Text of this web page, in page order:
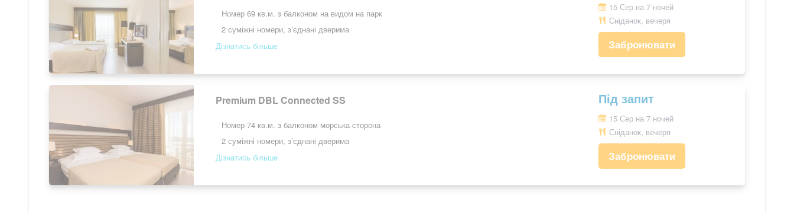
Номер 69 кв.м. з балконом на видом на парк
2 суміжні номери, з’єднані дверима
Дізнатись більше
15 Сер на 7 ночей
Сніданок, вечеря
Забронювати
Premium DBL Connected SS
Номер 74 кв.м. з балконом морська сторона
2 суміжні номери, з’єднані дверима
Дізнатись більше
Під запит
15 Сер на 7 ночей
Сніданок, вечеря
Забронювати